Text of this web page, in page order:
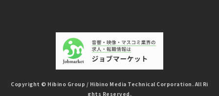
Copyright © Hibino Group / Hibino Media Technical Corporation. All Ri
ghts Reserved.